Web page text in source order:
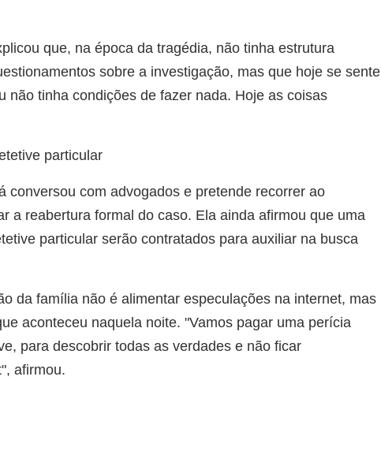
que, na época da tragédia, não tinha estrutura
sobre a investigação, mas que hoje se sente
não tinha condições de fazer nada. Hoje as coisas
particular
conversou com advogados e pretende recorrer ao
a reabertura formal do caso. Ela ainda afirmou que uma
particular serão contratados para auxiliar na busca
da família não é alimentar especulações na internet, mas
aconteceu naquela noite. "Vamos pagar uma perícia
para descobrir todas as verdades e não ficar
afirmou.